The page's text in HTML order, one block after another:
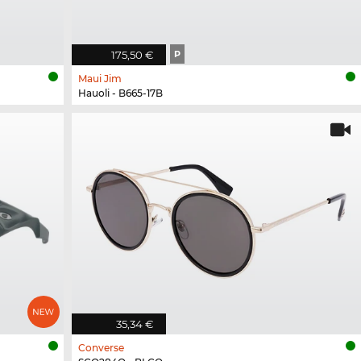
175,50 € P
Maui Jim
Hauoli - B665-17B
35,34 €
Converse